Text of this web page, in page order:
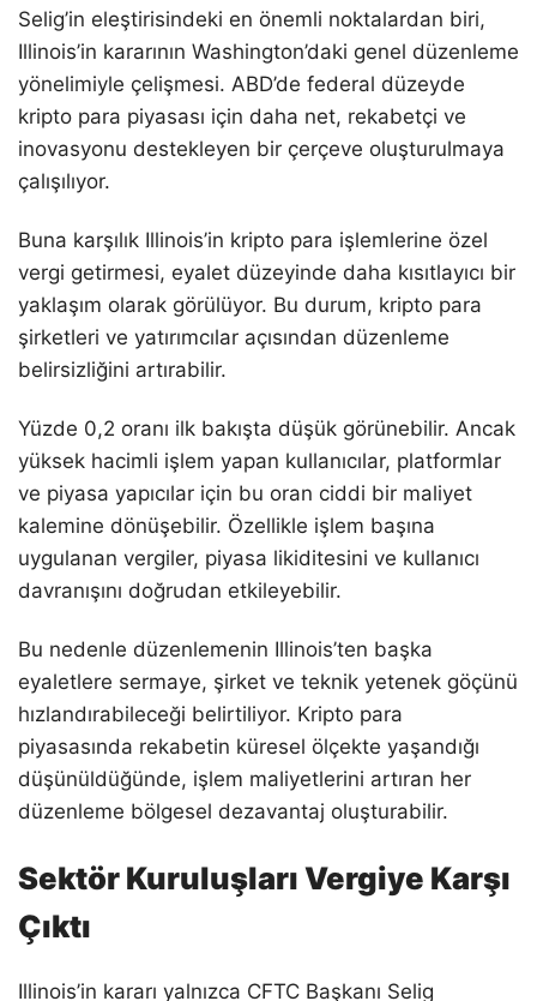
Selig’in eleştirisindeki en önemli noktalardan biri,
Illinois’in kararının Washington’daki genel düzenleme
yönelimiyle çelişmesi. ABD’de federal düzeyde
kripto para piyasası için daha net, rekabetçi ve
inovasyonu destekleyen bir çerçeve oluşturulmaya
çalışılıyor.
Buna karşılık Illinois’in kripto para işlemlerine özel
vergi getirmesi, eyalet düzeyinde daha kısıtlayıcı bir
yaklaşım olarak görülüyor. Bu durum, kripto para
şirketleri ve yatırımcılar açısından düzenleme
belirsizliğini artırabilir.
Yüzde 0,2 oranı ilk bakışta düşük görünebilir. Ancak
yüksek hacimli işlem yapan kullanıcılar, platformlar
ve piyasa yapıcılar için bu oran ciddi bir maliyet
kalemine dönüşebilir. Özellikle işlem başına
uygulanan vergiler, piyasa likiditesini ve kullanıcı
davranışını doğrudan etkileyebilir.
Bu nedenle düzenlemenin Illinois’ten başka
eyaletlere sermaye, şirket ve teknik yetenek göçünü
hızlandırabileceği belirtiliyor. Kripto para
piyasasında rekabetin küresel ölçekte yaşandığı
düşünüldüğünde, işlem maliyetlerini artıran her
düzenleme bölgesel dezavantaj oluşturabilir.
Sektör Kuruluşları Vergiye Karşı
Çıktı
Illinois’in kararı yalnızca CFTC Başkanı Selig